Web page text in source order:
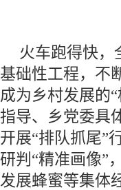
火车跑得快，
基础性工程，不
成为乡村发展的
指导、乡党委具
开展“排队抓尾”
研判“精准画像”
发展蜂蜜等集体